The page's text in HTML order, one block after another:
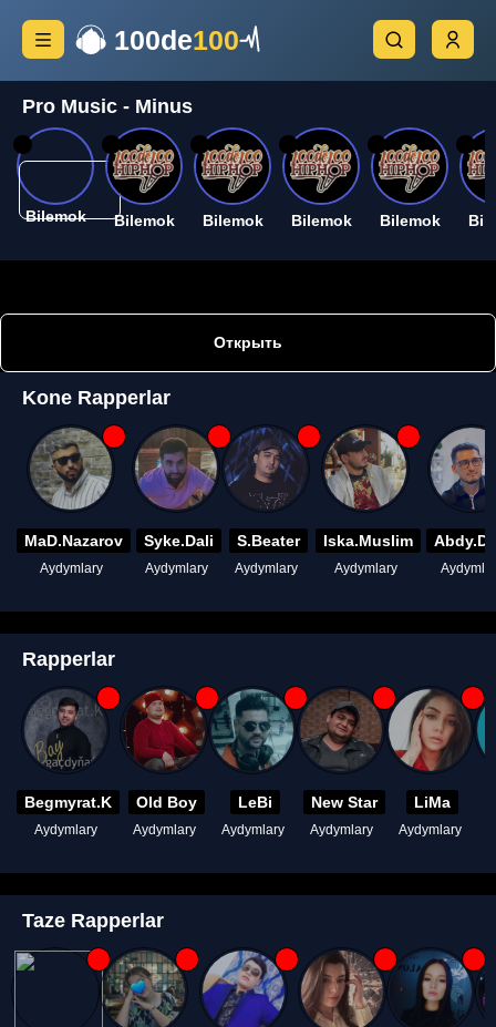
100de100
Pro Music - Minus
Bilemok Bilemok Bilemok Bilemok Bilemok
Открыть
Kone Rapperlar
MaD.Nazarov
Aydymlary
Syke.Dali
Aydymlary
S.Beater
Aydymlary
Iska.Muslim
Aydymlary
Rapperlar
Begmyrat.K
Aydymlary
Old Boy
Aydymlary
LeBi
Aydymlary
New Star
Aydymlary
LiMa
Aydymlary
Taze Rapperlar